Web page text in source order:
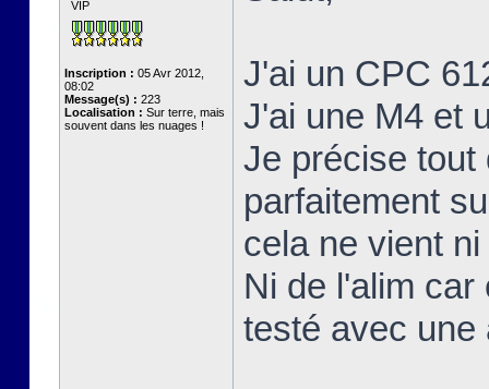
VIP
Inscription : 05 Avr 2012,
08:02
Message(s) : 223
Localisation : Sur terre, mais
souvent dans les nuages !
J'ai un CPC
J'ai une M4 et
Je précise tout
parfaitement
cela ne vient
Ni de l'alim
testé avec une